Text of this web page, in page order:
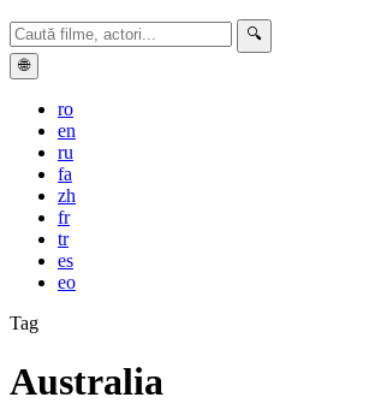
🔍
🌐
ro
en
ru
fa
zh
fr
tr
es
eo
Tag
Australia